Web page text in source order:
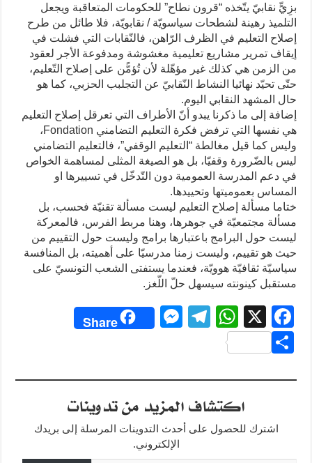
بزِيٍّ نقابيّ يتّخذه “قرون نطاح” للحكومات المتعاقبة ويجعل
التلميذ رهينة لشطحات سياسويّة / نقابويّة، فلا طائل من طرح
إصلاح التعليم في الظرف الرّاهن، فالنّقابات التي فشلت في
إيقاف تمرير مشاريع تعليمية مغشوشة ومدفوعة الأجر لعقود
من الزمن هي كذلك غير مؤهّلة لأن تُؤمًّن على إصلاح التّعليم،
حتّى تحيّد نهائيا النشاط النّقابيّ عن التجلبب الحزبي، كما هو
حال المشهد النقابي اليوم.
إضافة إلى ما ذكرنا يبدو أنّ الأطراف التي تعرقل إصلاح التعليم
هي نفسها التي ترفض فكرة التعليم التضامني Fondation،
وليس كما قيل مغالطة “التعليم الوقفي”، فالتعليم التضامني
ليس بالضّرورة وقفيّا، بل هو الصيغة المثلى لمساهمة الخواص
في دعم المدرسة العمومية دون التّدخّل في تسييرها او
المساس بعموميتها وتحييدها.
ختاما مسألة إصلاح التعليم ليست مسألة تقنيّة فحسب، بل
مسألة مجتمعيّة في جوهرها، وهنا مربط الفرس، فالمعركة
ليست حول البرامج باعتبارها برامج وليست حول التقييم من
حيث هو تقييم، وليست زمنا مدرسيّا على أهميته، بل المنافسة
سياسيّة ثقافيّة هوويّة، فعندما يستفتى الشعب التونسيّ على
مستقبل كينونته سيسهل حلّ اللّغز.
F
a
c
e
o
X
W
s
A
p
T
gr
a
m
M
e
n
g
er
Share
ar
اكتشاف المزيد من تدوينات
اشترك للحصول على أحدث التدوينات المرسلة إلى بريدك
الإلكتروني.
كتابة بريدك الإلكتروني...